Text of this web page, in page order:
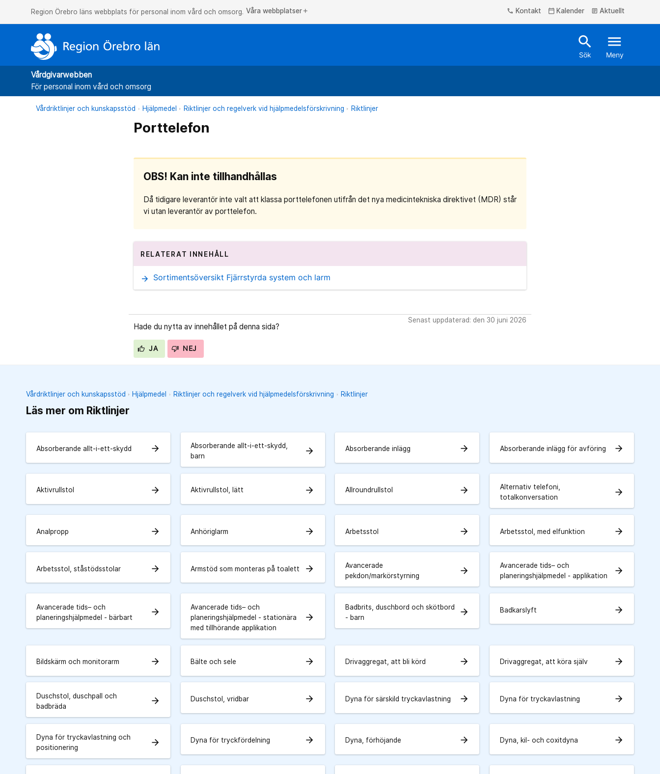
Region Örebro läns webbplats för personal inom vård och omsorg. Våra webbplatser add phone Kontakt calendar_today Kalender article Aktuellt
search
Sök
menu
Meny
Vårdgivarwebben
För personal inom vård och omsorg
Vårdriktlinjer och kunskapsstöd Hjälpmedel Riktlinjer och regelverk vid hjälpmedelsförskrivning Riktlinjer
Porttelefon
OBS! Kan inte tillhandhållas
Då tidigare leverantör inte valt att klassa porttelefonen utifrån det nya medicintekniska direktivet (MDR) står
vi utan leverantör av porttelefon.
RELATERAT INNEHÅLL
arrow_forward Sortimentsöversikt Fjärrstyrda system och larm
Hade du nytta av innehållet på denna sida?
JA NEJ
Senast uppdaterad: den 30 juni 2026
Vårdriktlinjer och kunskapsstöd Hjälpmedel Riktlinjer och regelverk vid hjälpmedelsförskrivning Riktlinjer
Läs mer om Riktlinjer
Absorberande allt-i-ett-skydd arrow_forward
Absorberande allt-i-ett-skydd,
barn
arrow_forward Absorberande inlägg arrow_forward Absorberande inlägg för avföring arrow_forward
Aktivrullstol arrow_forward Aktivrullstol, lätt arrow_forward Allroundrullstol arrow_forward
Alternativ telefoni,
totalkonversation
arrow_forward
Analpropp arrow_forward Anhöriglarm arrow_forward Arbetsstol arrow_forward Arbetsstol, med elfunktion arrow_forward
Arbetsstol, ståstödsstolar arrow_forward Armstöd som monteras på toalett arrow_forward
Avancerade
pekdon/markörstyrning
arrow_forward
Avancerade tids– och
planeringshjälpmedel - applikation
arrow_forward
Avancerade tids– och
planeringshjälpmedel - bärbart
arrow_forward
Avancerade tids– och
planeringshjälpmedel - stationära
med tillhörande applikation
arrow_forward
Badbrits, duschbord och skötbord
- barn
arrow_forward Badkarslyft arrow_forward
Bildskärm och monitorarm arrow_forward Bälte och sele arrow_forward Drivaggregat, att bli körd arrow_forward Drivaggregat, att köra själv arrow_forward
Duschstol, duschpall och
badbräda
arrow_forward Duschstol, vridbar arrow_forward Dyna för särskild tryckavlastning arrow_forward Dyna för tryckavlastning arrow_forward
Dyna för tryckavlastning och
positionering
arrow_forward Dyna för tryckfördelning arrow_forward Dyna, förhöjande arrow_forward Dyna, kil- och coxitdyna arrow_forward